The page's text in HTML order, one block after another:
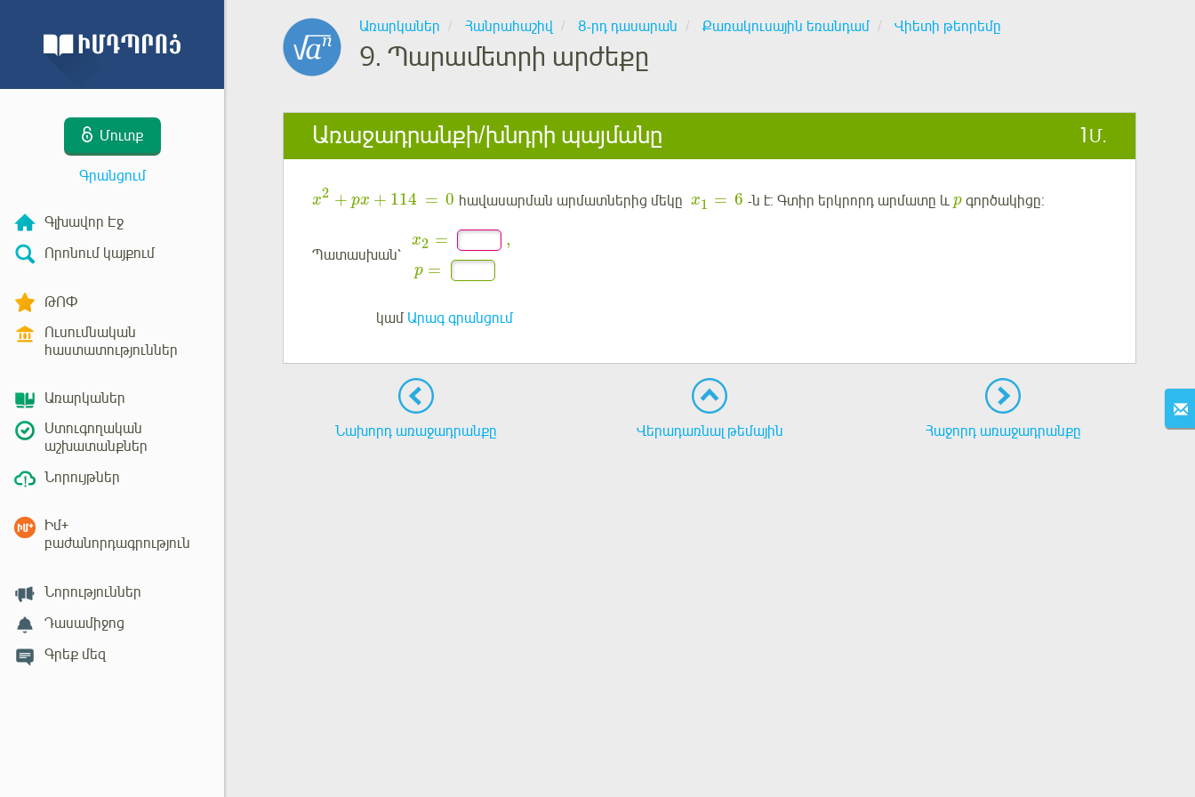
Մուտք
Գրանցում
Գլխավոր Էջ
Որոնում կայքում
ԹՈՓ
Ուսումնական
հաստատություններ
Առարկաներ
Ստուգողական
աշխատանքներ
Նորույթներ
Իմ+
բաժանորդագրություն
Նորություններ
Դասամիջոց
Գրեք մեզ
Առարկաներ Հանրահաշիվ 8-րդ դասարան Քառակուսային եռանդամ Վիետի թեորեմը
9. Պարամետրի արժեքը
Առաջադրանքի/խնդրի պայմանը 1 Մ.
x2 + px + 114 = 0 հավասարման արմատներից մեկըx1 = 6 -ն է: Գտիր երկրորդ արմատը ևp գործակիցը:
Պատասխան՝
x2 = ,
p =
կամ Արագ գրանցում
Նախորդ առաջադրանքը Վերադառնալ թեմային Հաջորդ առաջադրանքը